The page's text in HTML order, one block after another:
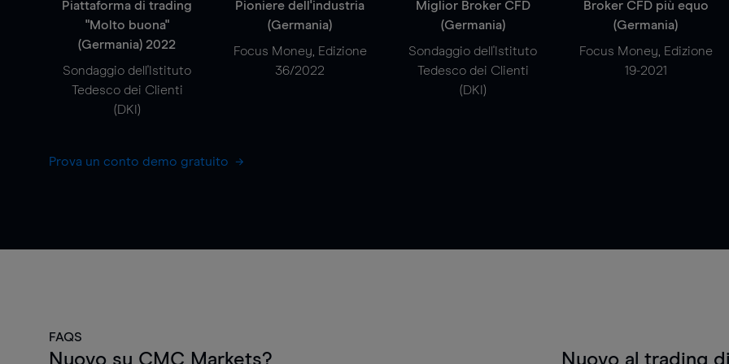
Piattaforma di trading
"Molto buona"
(Germania) 2022
Sondaggio dell'Istituto
Tedesco dei Clienti
(DKI)
Pioniere dell'industria
(Germania)
Focus Money, Edizione
36/2022
Miglior Broker CFD
(Germania)
Sondaggio dell'Istituto
Tedesco dei Clienti
(DKI)
Broker CFD più equo
(Germania)
Focus Money, Edizione
19-2021
Prova un conto demo gratuito
FAQS
Nuovo su CMC Markets? Nuovo al trading